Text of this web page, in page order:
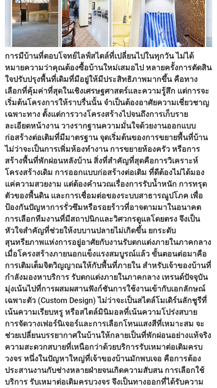
การมีบ้านที่ตอบโจทย์ไลฟ์สไตล์ที่เปลี่ยนไปในทุกวัน ไม่ได้
หมายความว่าคุณต้องซื้อบ้านใหม่เสมอไป หลายครั้งการตัดสิน
ใจปรับปรุงพื้นที่เดิมที่มีอยู่ให้มีประสิทธิภาพมากขึ้น คือทาง
เลือกที่คุ้มค่าที่สุดในเชิงเศรษฐศาสตร์และความรู้สึก แต่การจะ
เริ่มต้นโครงการให้ราบรื่นนั้น จำเป็นต้องอาศัยความเชี่ยวชาญ
เฉพาะทาง ตั้งแต่การวางโครงสร้างไปจนถึงการเก็บราย
ละเอียดหน้างาน วางรากฐานความมั่นใจด้วยงานออกแบบ
ก่อสร้างต่อเติมที่มีมาตรฐาน จุดเริ่มต้นของการขยายพื้นที่บ้าน
ไม่ว่าจะเป็นการเพิ่มห้องทำงาน การขยายห้องครัว หรือการ
สร้างพื้นที่พักผ่อนหลังบ้าน สิ่งที่สำคัญที่สุดคือการวิเคราะห์
โครงสร้างเดิม การออกแบบก่อสร้างต่อเติม ที่ดีต้องไม่ได้มอง
แค่ความสวยงาม แต่ต้องคำนวณเรื่องการรับน้ำหนัก การทรุด
ตัวของพื้นดิน และการเชื่อมต่อของระบบสาธารณูปโภค เพื่อ
ป้องกันปัญหาการรั่วซึมหรือรอยร้าวที่อาจตามมาในอนาคต
การเลือกทีมงานที่มีสถาปนิกและวิศวกรดูแลโดยตรง จึงเป็น
หัวใจสำคัญที่ช่วยให้งบบานปลายไม่เกิดขึ้น ยกระดับ
สุนทรียภาพแห่งการอยู่อาศัยกับงานรับตกแต่งภายในภาคกลาง
เมื่อโครงสร้างภายนอกแข็งแรงสมบูรณ์แล้ว ขั้นตอนต่อมาคือ
การเติมเต็มจิตวิญญาณให้กับพื้นที่ภายใน สำหรับเจ้าของบ้านที่
กำลังมองหาบริการ รับตกแต่งภายในภาคกลาง เทรนด์ปัจจุบัน
มุ่งเน้นไปที่การผสมผสานฟังก์ชันการใช้งานเข้ากับเอกลักษณ์
เฉพาะตัว (Custom Design) ไม่ว่าจะเป็นสไตล์โมเดิร์นลักชูรีที่
เน้นความเรียบหรู หรือสไตล์มินิมอลที่เน้นความโปร่งสบาย
การจัดวางเฟอร์นิเจอร์และการเลือกโทนแสงสีที่เหมาะสม จะ
ช่วยเปลี่ยนบรรยากาศในบ้านให้กลายเป็นที่พักผ่อนอย่างแท้จริง
ความสะดวกสบายที่เหนือกว่าด้วยบริการรับเหมาต่อเติมครบ
วงจร หนึ่งในปัญหาใหญ่ที่เจ้าของบ้านมักพบเจอ คือการต้อง
ประสานงานกับช่างหลายฝ่ายจนเกิดความสับสน การเลือกใช้
บริการ รับเหมาต่อเติมครบวงจร จึงเป็นทางออกที่ได้รับความ